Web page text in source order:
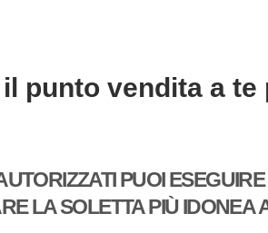
punto vendita a te
PUOI
LA SOLETTA PIÙ IDONEA